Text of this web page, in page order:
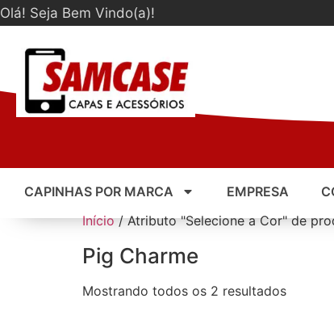
Olá! Seja Bem Vindo(a)!
CAPINHAS POR MARCA EMPRESA
Início/ Atributo "Selecione a Cor" de
Pig Charme
Mostrando todos os 2 resultados